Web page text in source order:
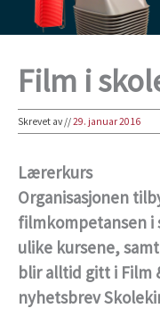
Film i
Skrevet av//29. januar 2016
Lærerkurs
Organisasjonen
filmkompetansen i
ulike kursene,
blir alltid gitt i Film
nyhetsbrev